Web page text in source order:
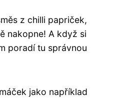
z chilli papriček,
nakopne! A když si
poradí tu správnou
jako například